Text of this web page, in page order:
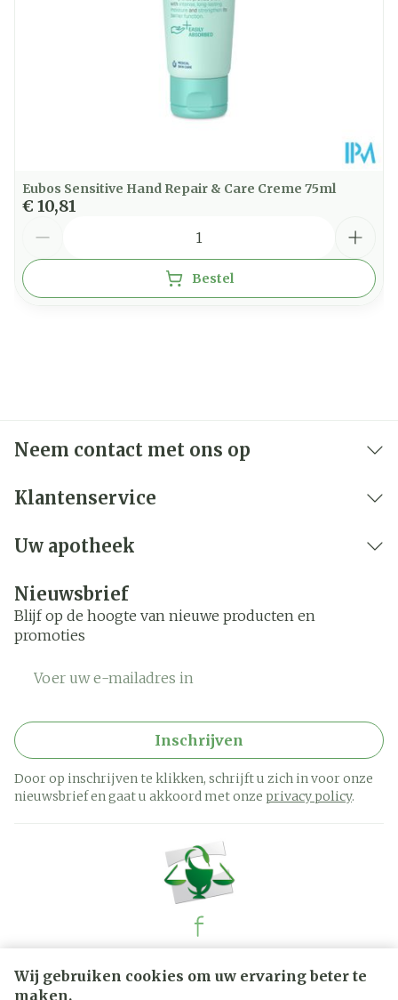
Wij gebruiken cookies om uw ervaring beter te
maken.
Eubos Sensitive Hand Repair & Care Creme 75ml
€ 10,81
Bestel
Neem contact met ons op
Klantenservice
Uw apotheek
Nieuwsbrief
Blijf op de hoogte van nieuwe producten en
promoties
Inschrijven
Door op inschrijven te klikken, schrijft u zich in voor onze
nieuwsbrief en gaat u akkoord met onze privacy policy.
Juridische links